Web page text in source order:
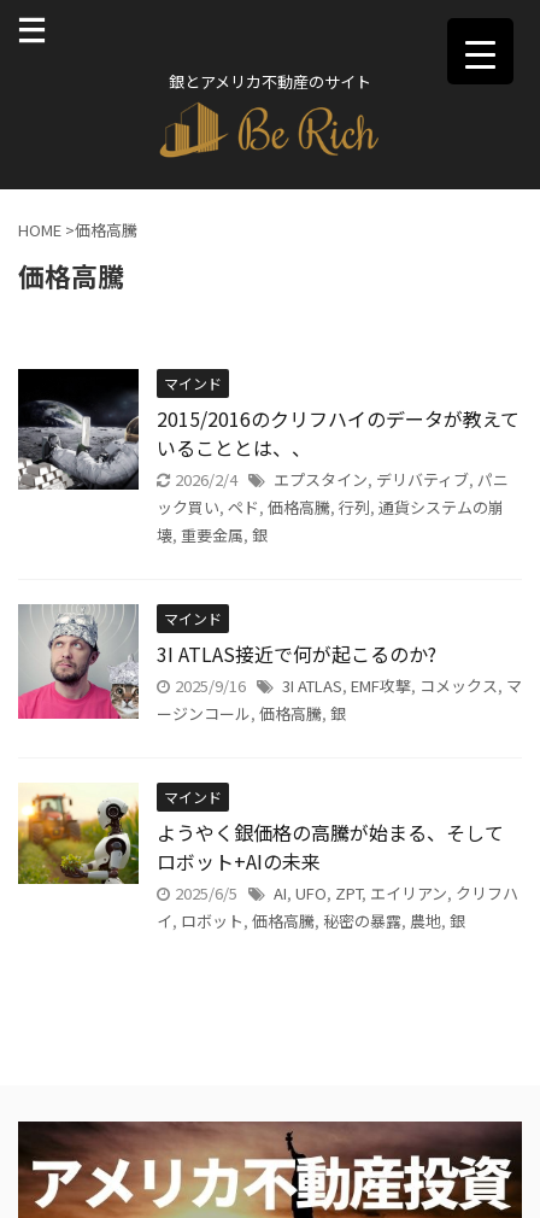
銀とアメリカ不動産のサイト
HOME >価格高騰
価格高騰
マインド
2015/2016のクリフハイのデータが教えて
いることとは、、
2026/2/4 エプスタイン, デリバティブ, パニ
ック買い, ペド, 価格高騰, 行列, 通貨システムの崩
壊, 重要金属, 銀
マインド
3I ATLAS接近で何が起こるのか?
2025/9/16 3I ATLAS, EMF攻撃, コメックス, マ
ージンコール, 価格高騰, 銀
マインド
ようやく銀価格の高騰が始まる、そして
ロボット+AIの未来
2025/6/5 AI, UFO, ZPT, エイリアン, クリフハ
イ, ロボット, 価格高騰, 秘密の暴露, 農地, 銀